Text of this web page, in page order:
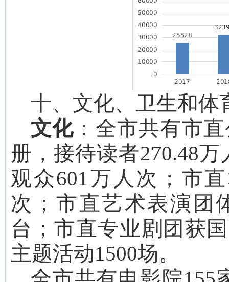
十、文化、卫生和体
文化 ： 全市共有市
册，接待读者270.48万
观众601万人次；市
次； 市直艺术表演团
台 ；市直专业剧团 获
主题活动1500场。